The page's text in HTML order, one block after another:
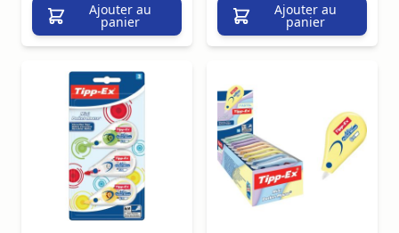
Ajouter au
panier
Ajouter au
panier